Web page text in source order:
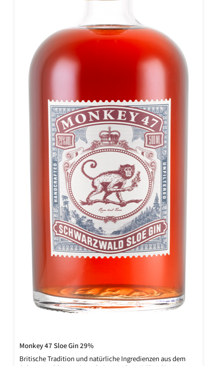
Ysop ergänzt. In der Nase zeigt sich eine sehr harmonische
Balance von süsser, frischer Säure und hellen Blumennoten.
Im Geschmack dominieren Wacholderbeeren und Zitrone
und werden perfekt mit weichen Aromen aus den
verschiedenen Pflanzen und Gewürzen ergänzt. Der
anhaltende Nachgeschmack ist mittelschwer, sanft ölig und
destilliert wird, um eine besondere Sanftheit zu erzielen.
Monkey 47 Sloe Gin 29%
Britische Tradition und natürliche Ingredienzen aus dem